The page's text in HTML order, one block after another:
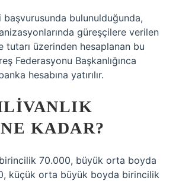
başvurusunda bulunulduğunda,
güreşçilere verilen
tutarı üzerinden hesaplanan bu
Federasyonu Başkanlığınca
hesabına yatırılır.
KADAR?
70.000, büyük orta boyda
küçük orta büyük boyda birincilik